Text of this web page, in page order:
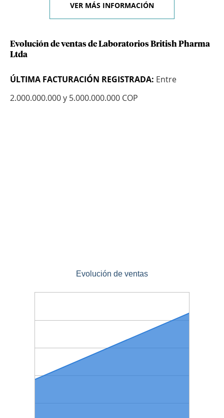
VER MÁS INFORMACIÓN
Evolución de ventas de Laboratorios British Pharma
Ltda
ÚLTIMA FACTURACIÓN REGISTRADA: Entre
2.000.000.000 y 5.000.000.000 COP
Evolución de ventas